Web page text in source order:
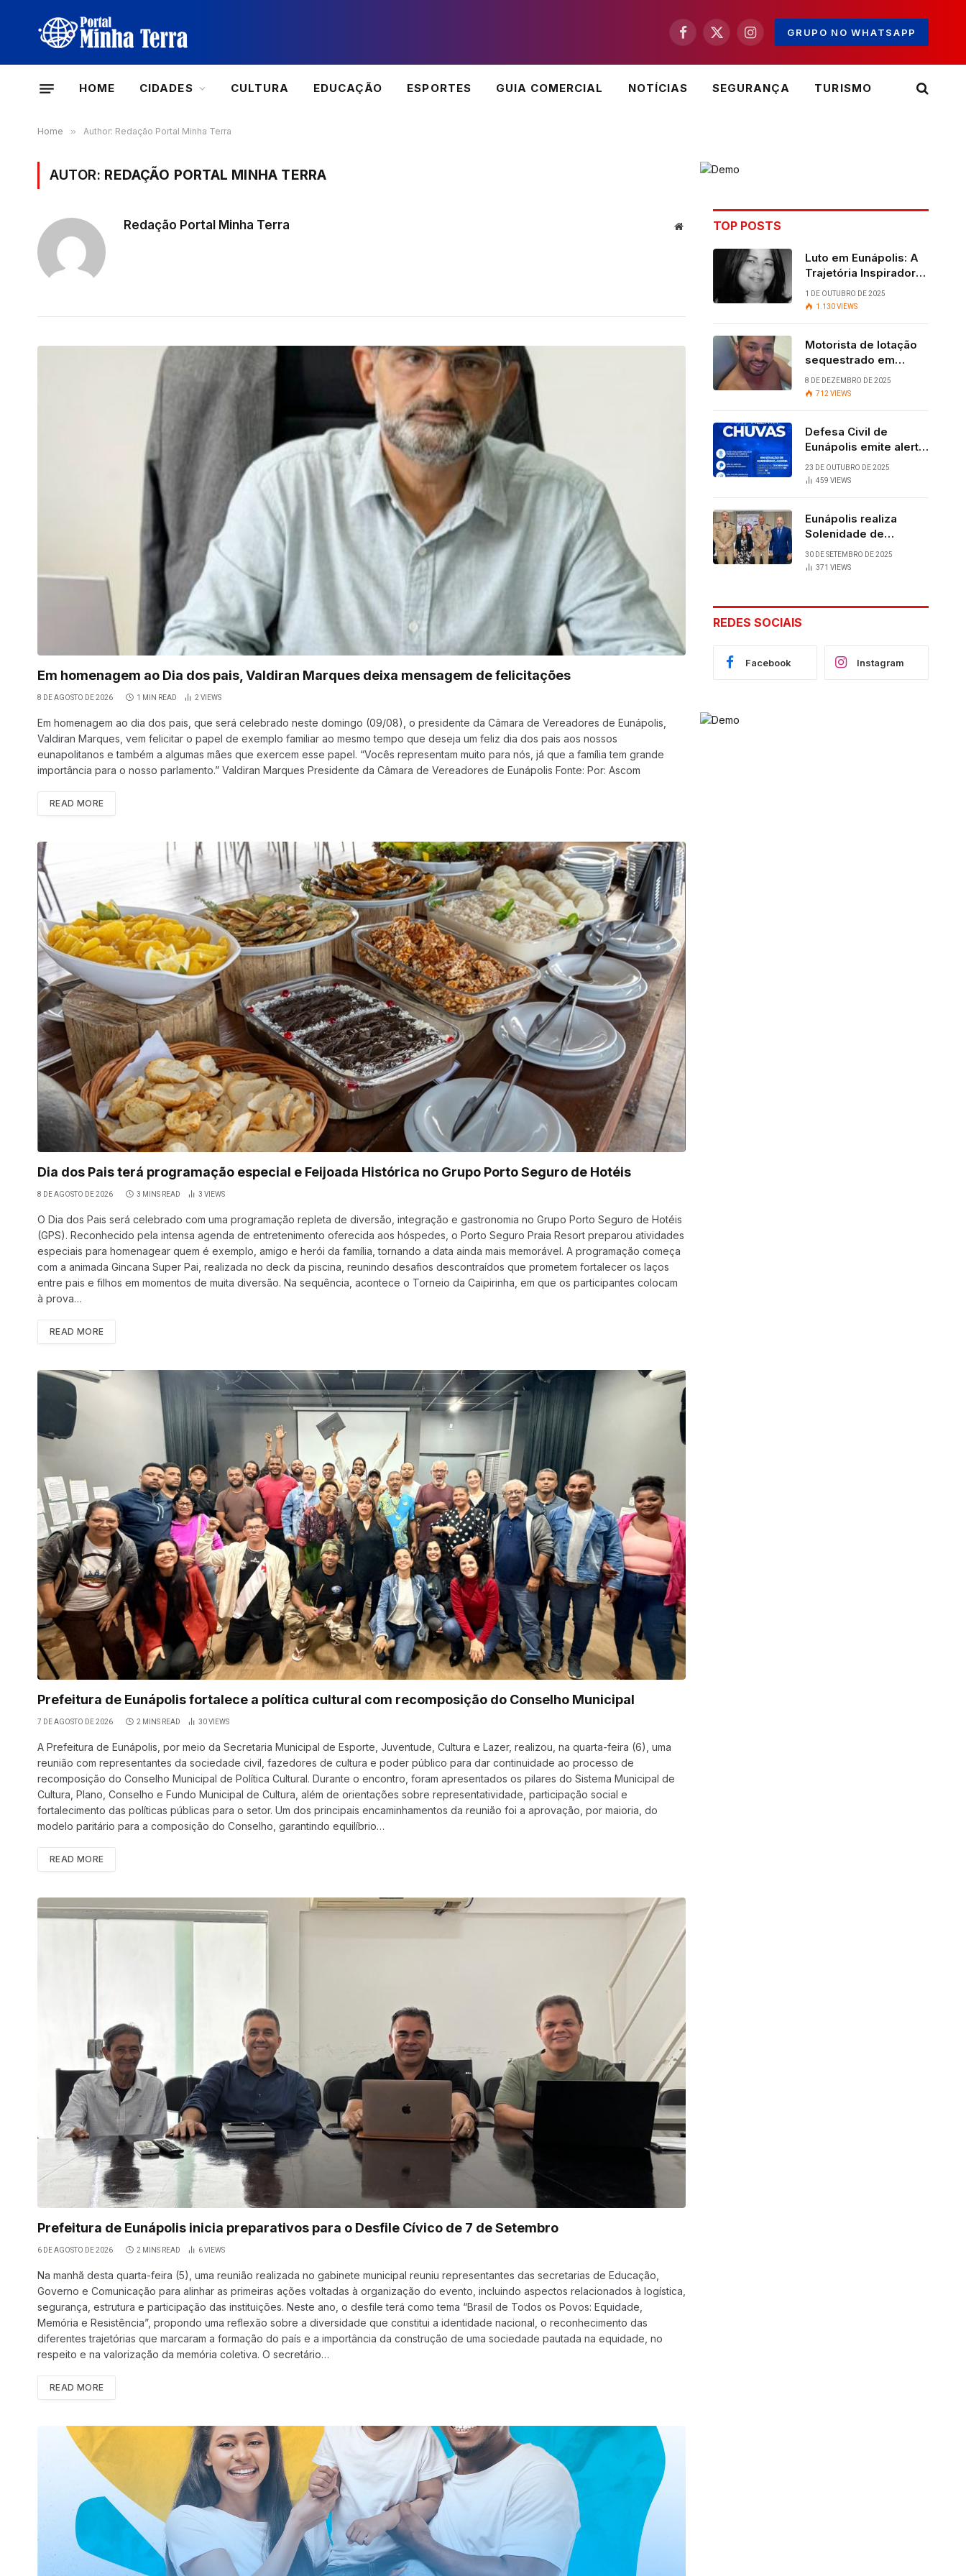
Facebook
X
Instagram
GRUPO NO WHATSAPP
HOME CIDADES CULTURA EDUCAÇÃO ESPORTES GUIA COMERCIAL NOTÍCIAS SEGURANÇA TURISMO
Home » Author: Redação Portal Minha Terra
AUTOR: REDAÇÃO PORTAL MINHA TERRA
Redação Portal Minha Terra Website
Em homenagem ao Dia dos pais, Valdiran Marques deixa mensagem de felicitações
8 DE AGOSTO DE 2026 1 MIN READ 2VIEWS
Em homenagem ao dia dos pais, que será celebrado neste domingo (09/08), o presidente da Câmara de Vereadores de Eunápolis,
Valdiran Marques, vem felicitar o papel de exemplo familiar ao mesmo tempo que deseja um feliz dia dos pais aos nossos
eunapolitanos e também a algumas mães que exercem esse papel. “Vocês representam muito para nós, já que a família tem grande
importância para o nosso parlamento.” Valdiran Marques Presidente da Câmara de Vereadores de Eunápolis Fonte: Por: Ascom
READ MORE
Dia dos Pais terá programação especial e Feijoada Histórica no Grupo Porto Seguro de Hotéis
8 DE AGOSTO DE 2026 3 MINS READ 3 VIEWS
O Dia dos Pais será celebrado com uma programação repleta de diversão, integração e gastronomia no Grupo Porto Seguro de Hotéis
(GPS). Reconhecido pela intensa agenda de entretenimento oferecida aos hóspedes, o Porto Seguro Praia Resort preparou atividades
especiais para homenagear quem é exemplo, amigo e herói da família, tornando a data ainda mais memorável. A programação começa
com a animada Gincana Super Pai, realizada no deck da piscina, reunindo desafios descontraídos que prometem fortalecer os laços
entre pais e filhos em momentos de muita diversão. Na sequência, acontece o Torneio da Caipirinha, em que os participantes colocam
à prova…
READ MORE
Prefeitura de Eunápolis fortalece a política cultural com recomposição do Conselho Municipal
7 DE AGOSTO DE 2026 2 MINS READ 30VIEWS
A Prefeitura de Eunápolis, por meio da Secretaria Municipal de Esporte, Juventude, Cultura e Lazer, realizou, na quarta-feira (6), uma
reunião com representantes da sociedade civil, fazedores de cultura e poder público para dar continuidade ao processo de
recomposição do Conselho Municipal de Política Cultural. Durante o encontro, foram apresentados os pilares do Sistema Municipal de
Cultura, Plano, Conselho e Fundo Municipal de Cultura, além de orientações sobre representatividade, participação social e
fortalecimento das políticas públicas para o setor. Um dos principais encaminhamentos da reunião foi a aprovação, por maioria, do
modelo paritário para a composição do Conselho, garantindo equilíbrio…
READ MORE
Prefeitura de Eunápolis inicia preparativos para o Desfile Cívico de 7 de Setembro
6 DE AGOSTO DE 2026 2 MINS READ 6VIEWS
Na manhã desta quarta-feira (5), uma reunião realizada no gabinete municipal reuniu representantes das secretarias de Educação,
Governo e Comunicação para alinhar as primeiras ações voltadas à organização do evento, incluindo aspectos relacionados à logística,
segurança, estrutura e participação das instituições. Neste ano, o desfile terá como tema “Brasil de Todos os Povos: Equidade,
Memória e Resistência”, propondo uma reflexão sobre a diversidade que constitui a identidade nacional, o reconhecimento das
diferentes trajetórias que marcaram a formação do país e a importância da construção de uma sociedade pautada na equidade, no
respeito e na valorização da memória coletiva. O secretário…
READ MORE
TOP POSTS
Luto em Eunápolis: A
Trajetória Inspiradora
da ex-vereadora Ruth
Contadora
1 DE OUTUBRO DE 2025
1.130VIEWS
Motorista de lotação
sequestrado em
Eunápolis é
encontrado com vida
8 DE DEZEMBRO DE 2025
712 VIEWS
Defesa Civil de
Eunápolis emite alerta
para chuvas
23 DE OUTUBRO DE 2025
459 VIEWS
Eunápolis realiza
Solenidade de
Assunção do 28º
BPM, conquista
Cláudia e Robério
30 DE SETEMBRO DE 2025
371 VIEWS
REDES SOCIAIS
Facebook Instagram